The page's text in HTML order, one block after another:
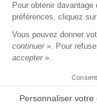
Pour obtenir
préférences, cliquez
Vous pouvez donner
continuer ». Pour
accepter ».
Personnaliser votre